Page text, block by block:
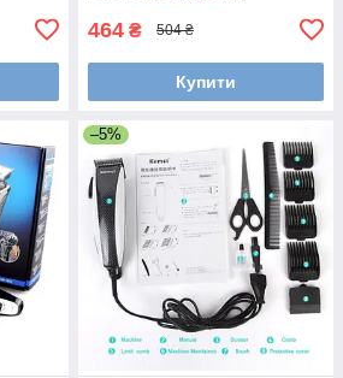
464 ₴ 504 ₴
Купити
–5%